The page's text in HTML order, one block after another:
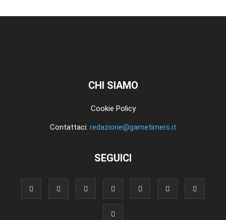
CHI SIAMO
Cookie Policy
Contattaci: redazione@gametimers.it
SEGUICI